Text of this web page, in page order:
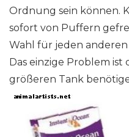
Ordnung sein können.
sofort von Puffern
Wahl für jeden
Das einzige Problem ist
größeren Tank